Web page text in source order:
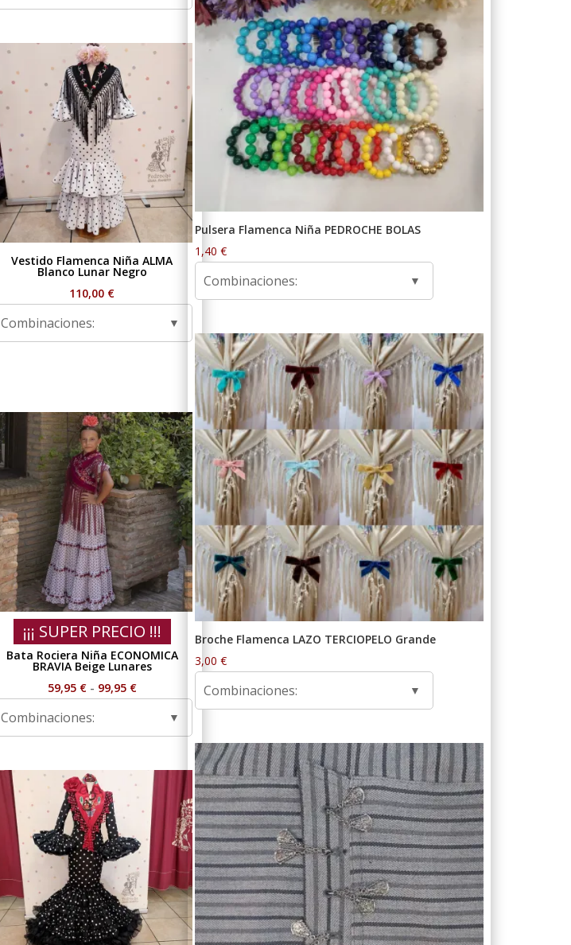
Vestido Flamenca Niña ALMA
Blanco Lunar Negro
110,00 €
Combinaciones:
¡¡¡ SUPER PRECIO !!!
Bata Rociera Niña ECONOMICA
BRAVIA Beige Lunares
59,95 € - 99,95 €Rango
59,95 €
hasta
99,95 €
Combinaciones:
Pulsera Flamenca Niña PEDROCHE BOLAS
1,40€
Combinaciones:
Broche Flamenca LAZO TERCIOPELO Grande
3,00€
Combinaciones: